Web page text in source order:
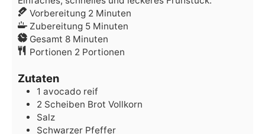
Vorbereitung 2 Minuten
Minuten
Zubereitung 5Minuten
Minuten
Gesamt 8Minuten
Minuten
Portionen 2 Portionen
Zutaten
1 avocado reif
2 Scheiben Brot Vollkorn
Salz
Schwarzer Pfeffer